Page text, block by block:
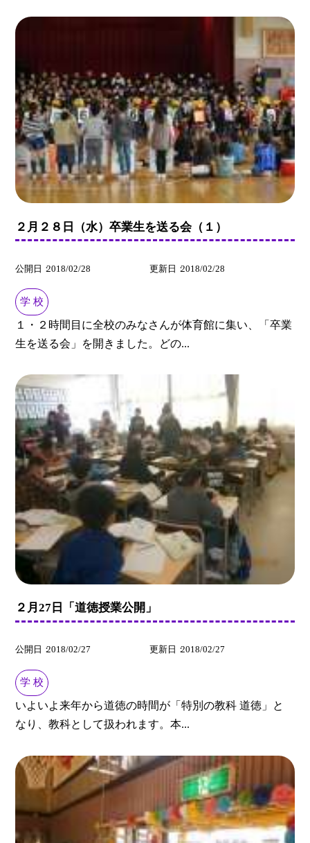
２月２８日（水）卒業生を送る会（１）
公開日 2018/02/28 更新日 2018/02/28
学 校
１・２時間目に全校のみなさんが体育館に集い、「卒業
生を送る会」を開きました。どの...
２月27日「道徳授業公開」
公開日 2018/02/27 更新日 2018/02/27
学 校
いよいよ来年から道徳の時間が「特別の教科 道徳」と
なり、教科として扱われます。本...